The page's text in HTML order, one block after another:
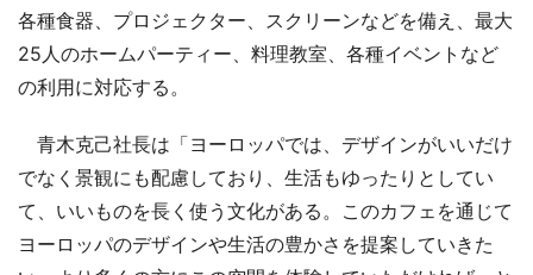
各種食器、プロジェクター、スクリーンなどを備え、最大
25人のホームパーティー、料理教室、各種イベントなど
の利用に対応する。
青木克己社長は「ヨーロッパでは、デザインがいいだけ
でなく景観にも配慮しており、生活もゆったりとしてい
て、いいものを長く使う文化がある。このカフェを通じて
ヨーロッパのデザインや生活の豊かさを提案していきた